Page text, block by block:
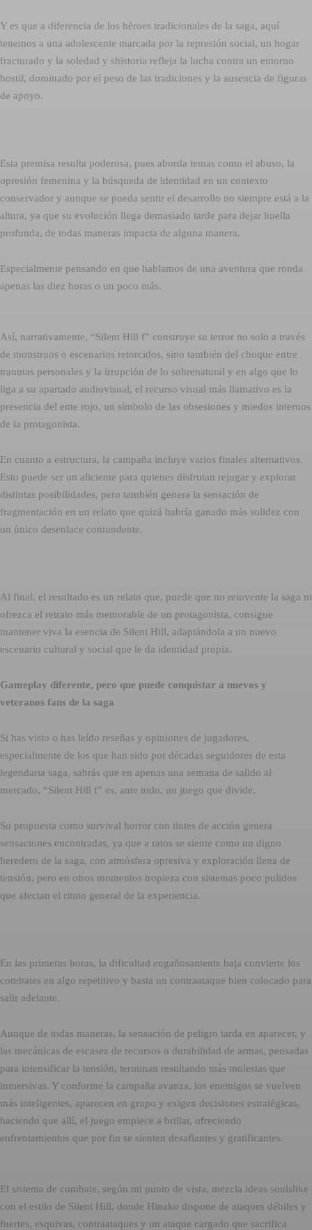
Y es que a diferencia de los héroes tradicionales de la saga, aquí
tenemos a una adolescente marcada por la represión social, un hogar
fracturado y la soledad y shistoria refleja la lucha contra un entorno
hostil, dominado por el peso de las tradiciones y la ausencia de figuras
de apoyo.
Esta premisa resulta poderosa, pues aborda temas como el abuso, la
opresión femenina y la búsqueda de identidad en un contexto
conservador y aunque se pueda sentir el desarrollo no siempre está a la
altura, ya que su evolución llega demasiado tarde para dejar huella
profunda, de todas maneras impacta de alguna manera.
Especialmente pensando en que hablamos de una aventura que ronda
apenas las diez horas o un poco más.
Así, narrativamente, “Silent Hill f” construye su terror no solo a través
de monstruos o escenarios retorcidos, sino también del choque entre
traumas personales y la irrupción de lo sobrenatural y en algo que lo
liga a su apartado audiovisual, el recurso visual más llamativo es la
presencia del ente rojo, un símbolo de las obsesiones y miedos internos
de la protagonista.
En cuanto a estructura, la campaña incluye varios finales alternativos.
Esto puede ser un aliciente para quienes disfrutan rejugar y explorar
distintas posibilidades, pero también genera la sensación de
fragmentación en un relato que quizá habría ganado más solidez con
un único desenlace contundente.
Al final, el resultado es un relato que, puede que no reinvente la saga ni
ofrezca el retrato más memorable de un protagonista, consigue
mantener viva la esencia de Silent Hill, adaptándola a un nuevo
escenario cultural y social que le da identidad propia.
Gameplay diferente, pero que puede conquistar a nuevos y
veteranos fans de la saga
Si has visto o has leído reseñas y opiniones de jugadores,
especialmente de los que han sido por décadas seguidores de esta
legendaria saga, sabrás que en apenas una semana de salido al
mercado, “Silent Hill f” es, ante todo, un juego que divide.
Su propuesta como survival horror con tintes de acción genera
sensaciones encontradas, ya que a ratos se siente como un digno
heredero de la saga, con atmósfera opresiva y exploración llena de
tensión, pero en otros momentos tropieza con sistemas poco pulidos
que afectan el ritmo general de la experiencia.
En las primeras horas, la dificultad engañosamente baja convierte los
combates en algo repetitivo y basta un contraataque bien colocado para
salir adelante.
Aunque de todas maneras, la sensación de peligro tarda en aparecer, y
las mecánicas de escasez de recursos o durabilidad de armas, pensadas
para intensificar la tensión, terminan resultando más molestas que
inmersivas. Y conforme la campaña avanza, los enemigos se vuelven
más inteligentes, aparecen en grupo y exigen decisiones estratégicas,
haciendo que allí, el juego empiece a brillar, ofreciendo
enfrentamientos que por fin se sienten desafiantes y gratificantes.
El sistema de combate, según mi punto de vista, mezcla ideas soulslike
con el estilo de Silent Hill, donde Hinako dispone de ataques débiles y
fuertes, esquivas, contraataques y un ataque cargado que sacrifica